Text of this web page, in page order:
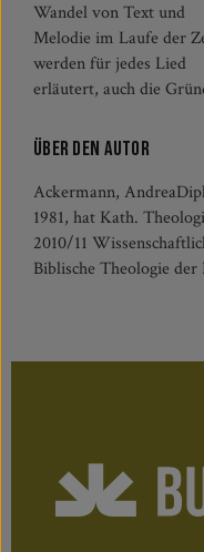
Wandel von Text und
Melodie im Laufe der
werden für jedes Lied
erläutert, auch die
ein bereicherndes
Standardwerk
Über den Autor
Ackermann,
1981, hat Kath.
2010/11
Biblische Theologie